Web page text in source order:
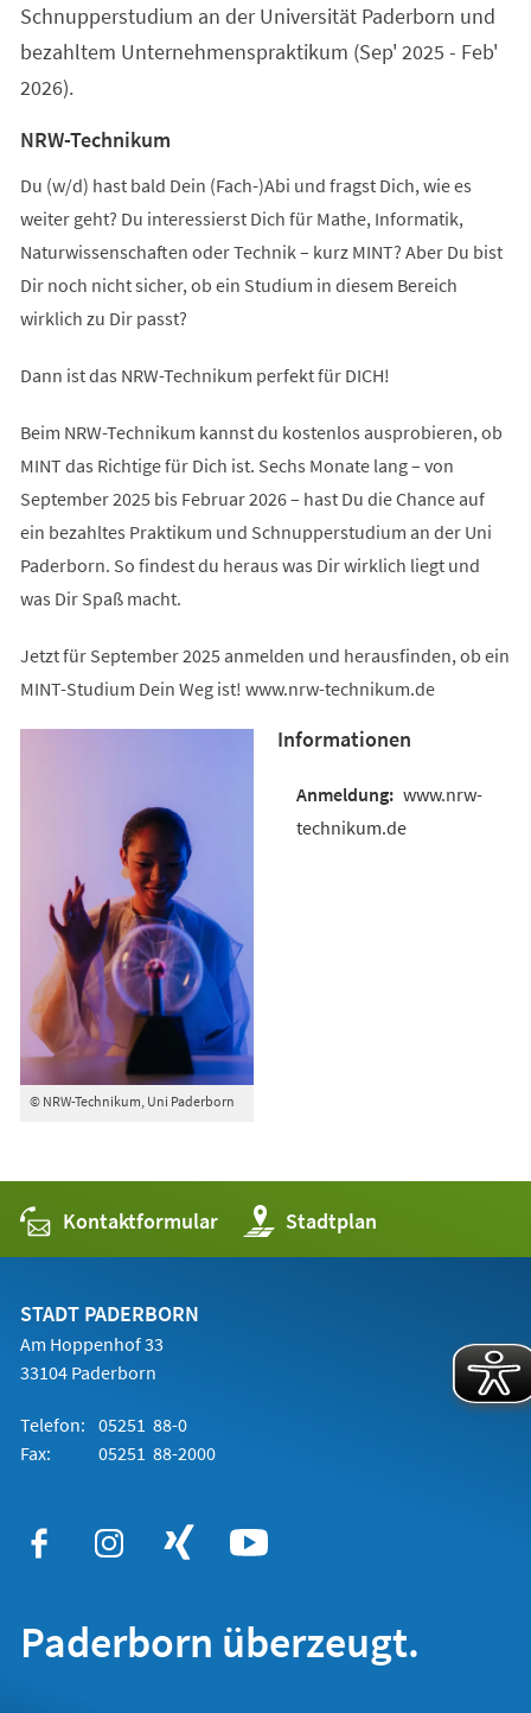
Schnupperstudium an der Universität Paderborn und
bezahltem Unternehmenspraktikum (Sep' 2025 - Feb'
2026).
NRW-Technikum
Du (w/d) hast bald Dein (Fach-)Abi und fragst Dich, wie es
weiter geht? Du interessierst Dich für Mathe, Informatik,
Naturwissenschaften oder Technik – kurz MINT? Aber Du bist
Dir noch nicht sicher, ob ein Studium in diesem Bereich
wirklich zu Dir passt?
Dann ist das NRW-Technikum perfekt für DICH!
Beim NRW-Technikum kannst du kostenlos ausprobieren, ob
MINT das Richtige für Dich ist. Sechs Monate lang – von
September 2025 bis Februar 2026 – hast Du die Chance auf
ein bezahltes Praktikum und Schnupperstudium an der Uni
Paderborn. So findest du heraus was Dir wirklich liegt und
was Dir Spaß macht.
Jetzt für September 2025 anmelden und herausfinden, ob ein
MINT-Studium Dein Weg ist! www.nrw-technikum.de
© NRW-Technikum, Uni Paderborn
Informationen
www.nrw-
technikum.de
Kontaktformular Stadtplan
(Öffnet
in
einem
STADT PADERBORN
Am Hoppenhof 33
33104 Paderborn
Telefon: 05251 88-0
Fax:
05251 88-2000
Paderborn überzeugt.